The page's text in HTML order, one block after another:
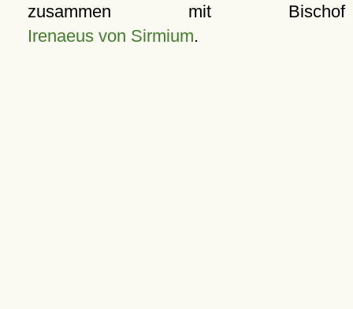
zusammen mit Bischof
Irenaeus von Sirmium.